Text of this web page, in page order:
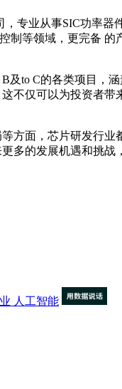
业从事SIC功率器
制等领域，更完备
to C的各类项目，
不仅可以为投资者
面，芯片研发行业
多的发展机遇和挑
人工智能